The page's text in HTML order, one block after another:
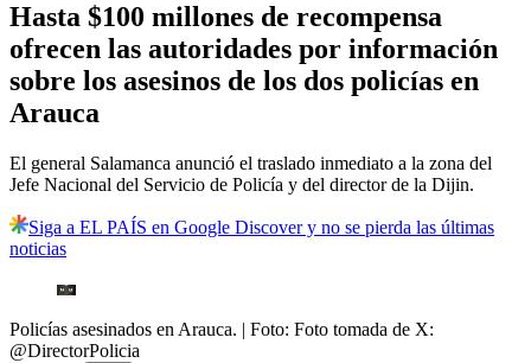
Hasta $100 millones de recompensa
ofrecen las autoridades por información
sobre los asesinos de los dos policías en
Arauca
El general Salamanca anunció el traslado inmediato a la zona del
Jefe Nacional del Servicio de Policía y del director de la Dijin.
Siga a EL PAÍS en Google Discover y no se pierda las últimas
noticias
Policías asesinados en Arauca. | Foto: Foto tomada de X:
@DirectorPolicia